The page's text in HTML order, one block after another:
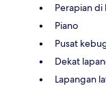
Perapian di
Piano
Pusat
Dekat
Lapangan